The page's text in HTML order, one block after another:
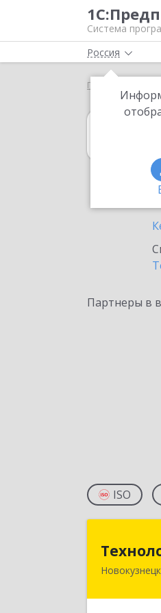
Система
Россия
Главная
Партнеры в
ISO
Новокузнецк